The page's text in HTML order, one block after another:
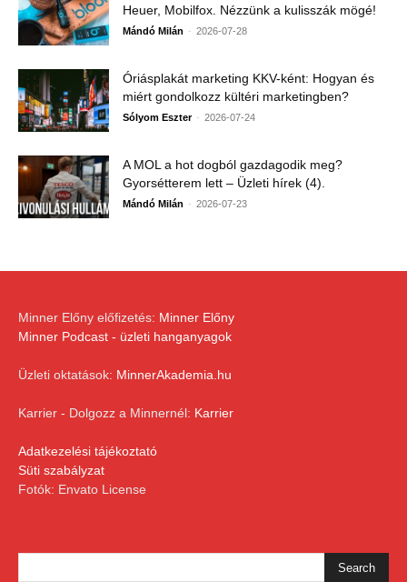
Heuer, Mobilfox. Nézzünk a kulisszák mögé!
Mándó Milán - 2026-07-28
Óriásplakát marketing KKV-ként: Hogyan és
miért gondolkozz kültéri marketingben?
Sólyom Eszter - 2026-07-24
A MOL a hot dogból gazdagodik meg?
Gyorsétterem lett – Üzleti hírek (4).
Mándó Milán - 2026-07-23
Minner Előny előfizetés: Minner Előny
Minner Podcast - üzleti hanganyagok
Üzleti oktatások: MinnerAkademia.hu
Karrier - Dolgozz a Minnernél: Karrier
Adatkezelési tájékoztató
Süti szabályzat
Fotók: Envato License